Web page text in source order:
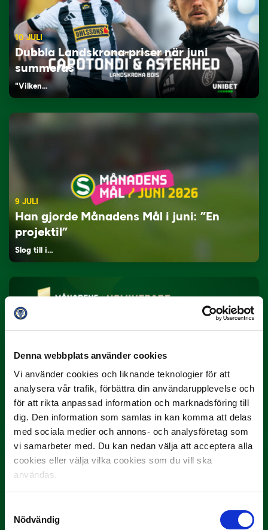
Denna webbplats använder cookies
Vi använder cookies och liknande teknologier för att
analysera vår trafik, förbättra din användarupplevelse och
för att rikta anpassad information och marknadsföring till
dig. Den information som samlas in kan komma att delas
med sociala medier och annons- och analysföretag som
vi samarbeter med. Du kan nedan välja att acceptera alla
cookies eller välja vilka cookies som du vill ska
användas.
Nödvändig
10 JULI
Dubbla Landskrona-priser när juni
summeras
"Vilken…
9 JULI
Han gjorde Månadens Mål i juni: ”En
projektil”
Slog till i…
Rösta på Månadens Spelare i juni
Yttrar gör…